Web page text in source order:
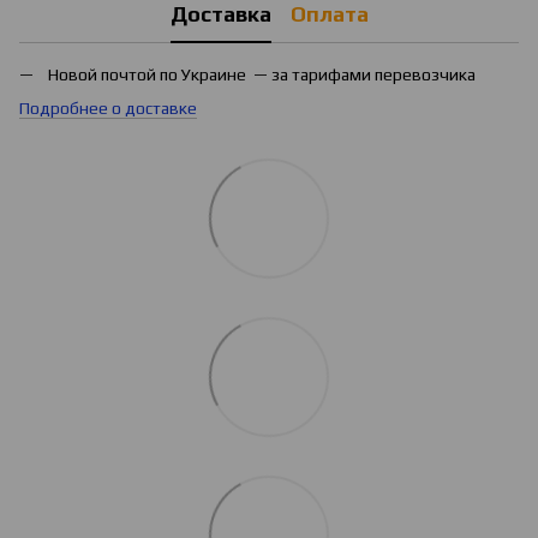
Доставка Оплата
Новой почтой по Украине — за тарифами перевозчика
Подробнее о доставке